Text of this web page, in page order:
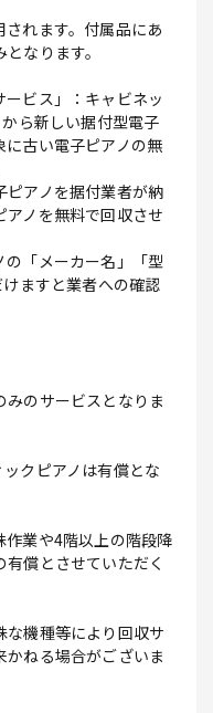
れます。付属品にあ
なります。
ービス」：キャビネッ
ら新しい据付型電子
に古い電子ピアノの無
ピアノを据付業者が納
ノを無料で回収させ
の「メーカー名」「型
ますと業者への確認
みのサービスとなりま
クピアノは有償とな
作業や4階以上の階段降
償とさせていただく
な機種等により回収サ
ねる場合がございま